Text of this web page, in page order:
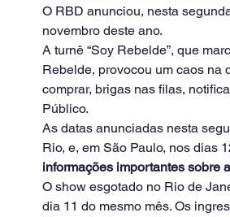
O RBD anunciou, nesta
novembro deste ano.
A turnê “Soy Rebelde”, que
Rebelde, provocou um caos na
comprar, brigas nas filas,
Público.
As datas anunciadas nesta
Rio, e, em São Paulo, nos dias
informações importantes sobre
O show esgotado no Rio de
dia 11 do mesmo mês. Os